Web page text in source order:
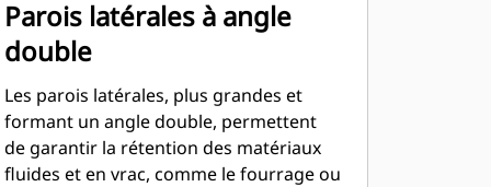
Parois latérales à angle
double
Les parois latérales, plus grandes et
formant un angle double, permettent
de garantir la rétention des matériaux
fluides et en vrac, comme le fourrage ou